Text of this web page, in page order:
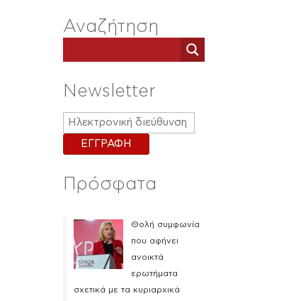
Αναζήτηση
Newsletter
Πρόσφατα
Θολή συμφωνία
που αφήνει
ανοικτά
ερωτήματα
σχετικά με τα κυριαρχικά